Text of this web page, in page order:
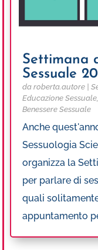
Settimana
Sessuale
daroberta.autore |
Educazione Sessuale
Benessere Sessuale
Anche
Sessuologia
organizza la
per parlare di
quali
appuntamento